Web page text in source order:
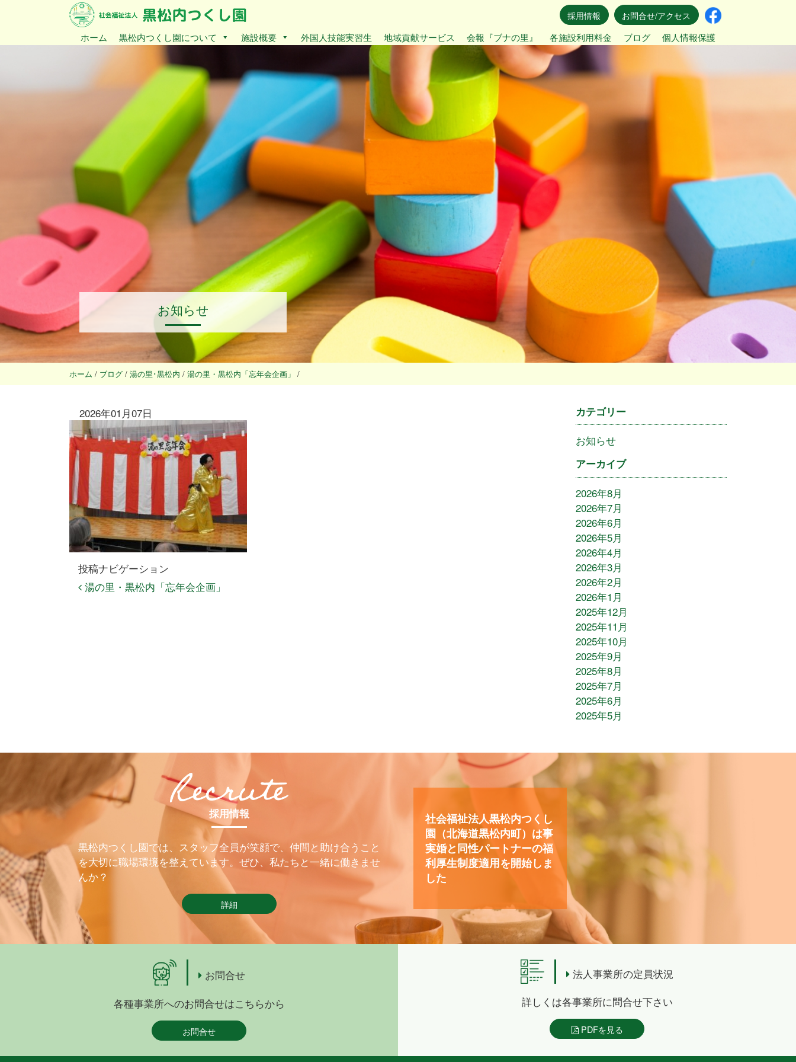
採用情報
お問合せ/アクセス
ホーム
黒松内つくし園について 施設概要 外国人技能実習生 地域貢献サービス 会報『ブナの里』 各施設利用料金 ブログ 個人情報保護
お知らせ
ホーム / ブログ / 湯の里･黒松内 / 湯の里・黒松内「忘年会企画」 /
2026年01月07日
投稿ナビゲーション
湯の里・黒松内「忘年会企画」
カテゴリー
お知らせ
アーカイブ
2026年8月
2026年7月
2026年6月
2026年5月
2026年4月
2026年3月
2026年2月
2026年1月
2025年12月
2025年11月
2025年10月
2025年9月
2025年8月
2025年7月
2025年6月
2025年5月
採用情報
黒松内つくし園では、スタッフ全員が笑顔で、仲間と助け合うこと
を大切に職場環境を整えています。ぜひ、私たちと一緒に働きませ
んか？
詳細
社会福祉法人黒松内つくし
園（北海道黒松内町）は事
実婚と同性パートナーの福
利厚生制度適用を開始しま
した
お問合せ
各種事業所へのお問合せはこちらから
お問合せ
法人事業所の定員状況
詳しくは各事業所に問合せ下さい
PDFを見る